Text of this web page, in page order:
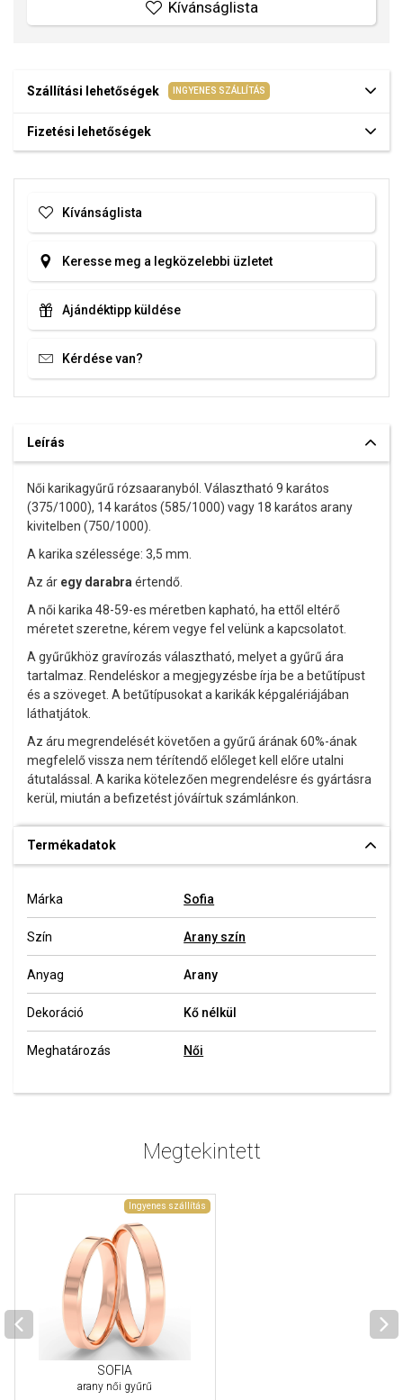
Kívánságlista
Szállítási lehetőségek INGYENES SZÁLLÍTÁS
Fizetési lehetőségek
Kívánságlista
Keresse meg a legközelebbi üzletet
Ajándéktipp küldése
Kérdése van?
Leírás
Női karikagyűrű rózsaaranyból. Választható 9 karátos
(375/1000), 14 karátos (585/1000) vagy 18 karátos arany
kivitelben (750/1000).
A karika szélessége: 3,5 mm.
Az ár egy darabra értendő.
A női karika 48-59-es méretben kapható, ha ettől eltérő
méretet szeretne, kérem vegye fel velünk a kapcsolatot.
A gyűrűkhöz gravírozás választható, melyet a gyűrű ára
tartalmaz. Rendeléskor a megjegyzésbe írja be a betűtípust
és a szöveget. A betűtípusokat a karikák képgalériájában
láthatjátok.
Az áru megrendelését követően a gyűrű árának 60%-ának
megfelelő vissza nem térítendő előleget kell előre utalni
átutalással. A karika kötelezően megrendelésre és gyártásra
kerül, miután a befizetést jóváírtuk számlánkon.
Termékadatok
Márka Sofia
Szín Arany szín
Anyag Arany
Dekoráció Kő nélkül
Meghatározás Női
Megtekintett
Ingyenes szállítás
SOFIA
arany női gyűrű